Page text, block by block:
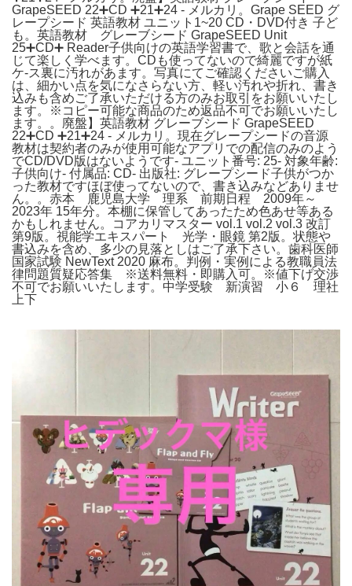
GrapeSEED 22➕CD ➕21➕24 - メルカリ。Grape SEED グ
レープシード 英語教材 ユニット1~20 CD・DVD付き 子ど
も。英語教材 グレーブシード GrapeSEED Unit
25➕CD➕ Reader子供向けの英語学習書で、歌と会話を通
じて楽しく学べます。CDも使ってないので綺麗ですが紙
ケ-ス裏に汚れがあます。写真にてご確認くださいご購入
は、細かい点を気になさらない方、軽い汚れや折れ、書き
込みも含めご了承いただける方のみお取引をお願いいたし
ます。※コピー可能な商品のため返品不可でお願いいたし
ます。。廃盤】英語教材 グレーブシード GrapeSEED
22➕CD ➕21➕24 - メルカリ。現在グレープシードの音源
教材は契約者のみが使用可能なアプリでの配信のみのよう
でCD/DVD版はないようです- ユニット番号: 25- 対象年齢:
子供向け- 付属品: CD- 出版社: グレープシード子供がつか
った教材ですほぼ使ってないので、書き込みなどありませ
ん。。赤本 鹿児島大学 理系 前期日程 2009年～
2023年 15年分。本棚に保管してあったため色あせ等ある
かもしれません。コアカリマスター vol.1 vol.2 vol.3 改訂
第9版。視能学エキスパート 光学・眼鏡 第2版。状態や
書込みを含め、多少の見落としはご了承下さい。歯科医師
国家試験 NewText 2020 麻布。判例・実例による教職員法
律問題質疑応答集 ※送料無料・即購入可。※値下げ交渉
不可でお願いいたします。中学受験 新演習 小６ 理社
上下